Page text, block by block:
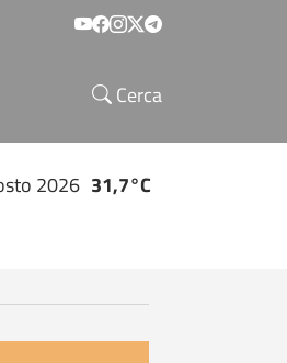
Social menu
Cerca
2026 31,7°C